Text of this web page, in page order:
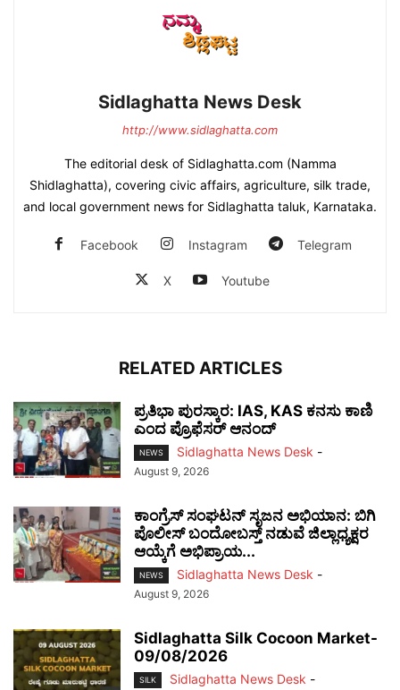
Sidlaghatta News Desk
http://www.sidlaghatta.com
The editorial desk of Sidlaghatta.com (Namma
Shidlaghatta), covering civic affairs, agriculture, silk trade,
and local government news for Sidlaghatta taluk, Karnataka.
Facebook Instagram Telegram
X Youtube
RELATED ARTICLES
ಪ್ರತಿಭಾ ಪುರಸ್ಕಾರ: IAS, KAS ಕನಸು ಕಾಣಿ
ಎಂದ ಪ್ರೊಫೆಸರ್ ಆನಂದ್
NEWS Sidlaghatta News Desk -
August 9, 2026
ಕಾಂಗ್ರೆಸ್ ಸಂಘಟನ್ ಸೃಜನ ಅಭಿಯಾನ: ಬಿಗಿ
ಪೊಲೀಸ್ ಬಂದೋಬಸ್ತ್ ನಡುವೆ ಜಿಲ್ಲಾಧ್ಯಕ್ಷರ
ಆಯ್ಕೆಗೆ ಅಭಿಪ್ರಾಯ...
NEWS Sidlaghatta News Desk -
August 9, 2026
Sidlaghatta Silk Cocoon Market-
09/08/2026
SILK Sidlaghatta News Desk -